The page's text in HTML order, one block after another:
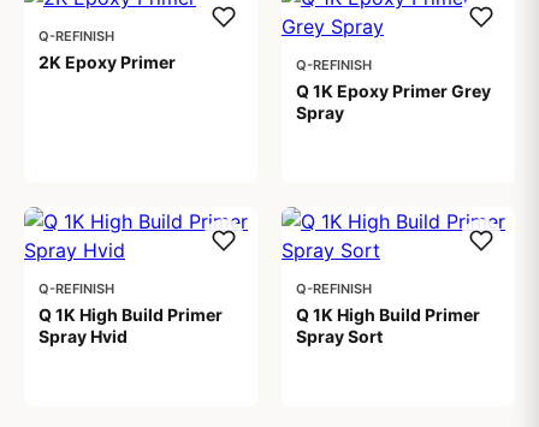
Q-REFINISH
2K Epoxy Primer Q-REFINISH
Q 1K Epoxy Primer Grey
Spray
Q-REFINISH
Q 1K High Build Primer
Spray Hvid
Q-REFINISH
Q 1K High Build Primer
Spray Sort